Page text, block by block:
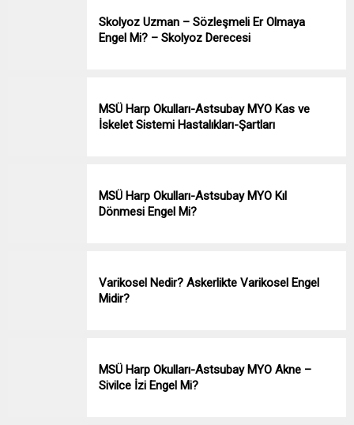
Skolyoz Uzman – Sözleşmeli Er Olmaya
Engel Mi? – Skolyoz Derecesi
MSÜ Harp Okulları-Astsubay MYO Kas ve
İskelet Sistemi Hastalıkları-Şartları
MSÜ Harp Okulları-Astsubay MYO Kıl
Dönmesi Engel Mi?
Varikosel Nedir? Askerlikte Varikosel Engel
Midir?
MSÜ Harp Okulları-Astsubay MYO Akne –
Sivilce İzi Engel Mi?